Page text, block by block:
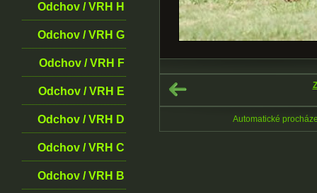
Odchov / VRH H
Odchov / VRH G
Odchov / VRH F
Odchov / VRH E
Odchov / VRH D
Odchov / VRH C
Odchov / VRH B
Automatické